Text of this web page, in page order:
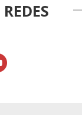
REDES